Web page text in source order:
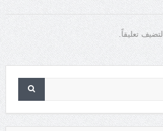
لتضيف تعليقاً.